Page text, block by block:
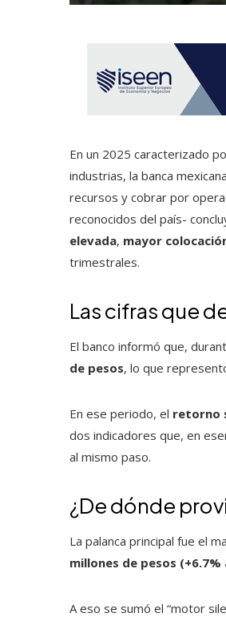
En un 2025 caracterizado
industrias, la banca
recursos y cobrar por
reconocidos del país-
elevada, mayor
trimestrales.
Las cifras que
El banco informó que,
de pesos, lo que
En ese periodo, el retorno
dos indicadores que, en
al mismo paso.
¿De dónde
La palanca principal fue el
millones de pesos (+6.7%
A eso se sumó el “motor